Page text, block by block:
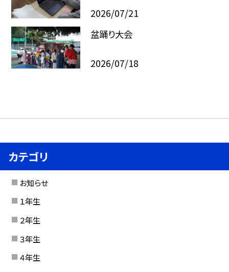
2026/07/21
盆踊り大会
2026/07/18
カテゴリ
お知らせ
１年生
２年生
３年生
４年生